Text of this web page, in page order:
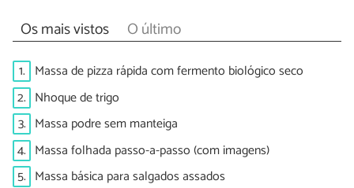
Os mais vistos O último
1. Massa de pizza rápida com fermento biológico seco
2. Nhoque de trigo
3. Massa podre sem manteiga
4. Massa folhada passo-a-passo (com imagens)
5. Massa básica para salgados assados